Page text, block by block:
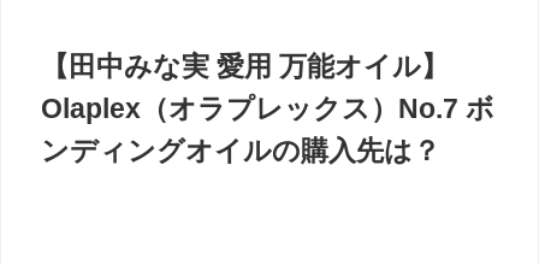
【田中みな実 愛用 万能オイル】
Olaplex（オラプレックス）No.7 ボ
ンディングオイルの購入先は？